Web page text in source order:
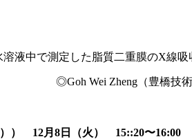
溶液中で測定した脂質二重膜のX線
◎Goh Wei Zheng（豊橋技
）） 12月8日（火） 15::20〜16:00